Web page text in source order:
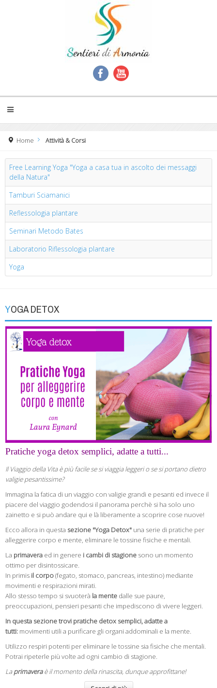
Home Attività & Corsi
Free Learning Yoga "Yoga a casa tua in ascolto dei messaggi
della Natura"
Tamburi Sciamanici
Reflessologia plantare
Seminari Metodo Bates
Laboratorio Riflessologia plantare
Yoga
YOGA DETOX
Pratiche yoga detox semplici, adatte a tutti...
Il Viaggio della Vita è più facile se si viaggia leggeri o se si portano dietro
valigie pesantissime?
Immagina la fatica di un viaggio con valigie grandi e pesanti ed invece il
piacere del viaggio godendosi il panorama perchè si ha solo uno
zainetto e si può andare qui e là liberamente a scoprire cose nuove!
Ecco allora in questa sezione "Yoga Detox" una serie di pratiche per
alleggerire corpo e mente, eliminare le tossine fisiche e mentali.
La primavera ed in genere i cambi di stagione sono un momento
ottimo per disintossicare.
In primis il corpo(fegato, stomaco, pancreas, intestino) mediante
movimenti e respirazioni mirati.
Allo stesso tempo si svuoterà la mente dalle sue paure,
preoccupazioni, pensieri pesanti che impediscono di vivere leggeri.
In questa sezione trovi pratiche detox semplici, adatte a
tutti: movimenti utili a purificare gli organi addominali e la mente.
Utilizzo respiri potenti per eliminare le tossine sia fisiche che mentali.
Potrai ripeterle più volte ad ogni cambio di stagione.
Laprimaveraè il momento della rinascita, dunque approfittane!